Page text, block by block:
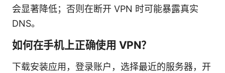
会显著降低；否则在断开 VPN 时可能暴露真实
DNS。
如何在手机上正确使用 VPN？
下载安装应用，登录账户，选择最近的服务器，开